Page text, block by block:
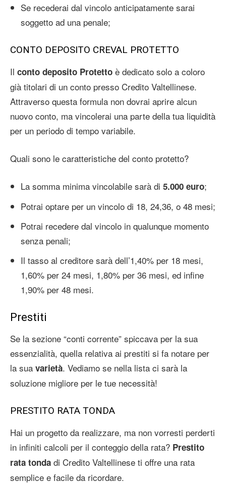
Se recederai dal vincolo anticipatamente sarai
soggetto ad una penale;
CONTO DEPOSITO CREVAL PROTETTO
Il conto deposito Protetto è dedicato solo a coloro
già titolari di un conto presso Credito Valtellinese.
Attraverso questa formula non dovrai aprire alcun
nuovo conto, ma vincolerai una parte della tua liquidità
per un periodo di tempo variabile.
Quali sono le caratteristiche del conto protetto?
La somma minima vincolabile sarà di 5.000 euro;
Potrai optare per un vincolo di 18, 24,36, o 48 mesi;
Potrai recedere dal vincolo in qualunque momento
senza penali;
Il tasso al creditore sarà dell’1,40% per 18 mesi,
1,60% per 24 mesi, 1,80% per 36 mesi, ed infine
1,90% per 48 mesi.
Prestiti
Se la sezione “conti corrente” spiccava per la sua
essenzialità, quella relativa ai prestiti si fa notare per
la sua varietà. Vediamo se nella lista ci sarà la
soluzione migliore per le tue necessità!
PRESTITO RATA TONDA
Hai un progetto da realizzare, ma non vorresti perderti
in infiniti calcoli per il conteggio della rata? Prestito
rata tonda di Credito Valtellinese ti offre una rata
semplice e facile da ricordare.